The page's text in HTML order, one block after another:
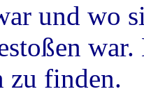
und wo
zu finden.